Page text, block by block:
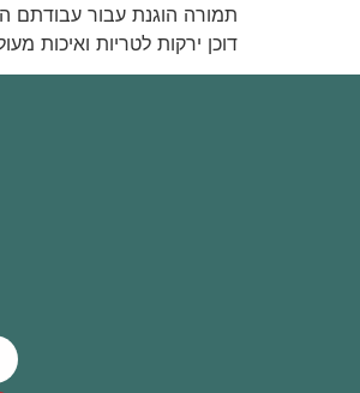
תמורה הוגנת עבור עבודתם
דוכן ירקות לטריות ואיכות